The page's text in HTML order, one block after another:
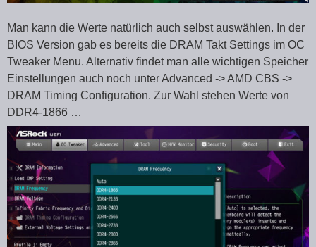
Man kann die Werte natürlich auch selbst auswählen. In der
BIOS Version gab es bereits die DRAM Takt Settings im OC
Tweaker Menu. Alternativ findet man alle wichtigen Speicher
Einstellungen auch noch unter Advanced -> AMD CBS ->
DRAM Timing Configuration. Zur Wahl stehen Werte von
DDR4-1866 …